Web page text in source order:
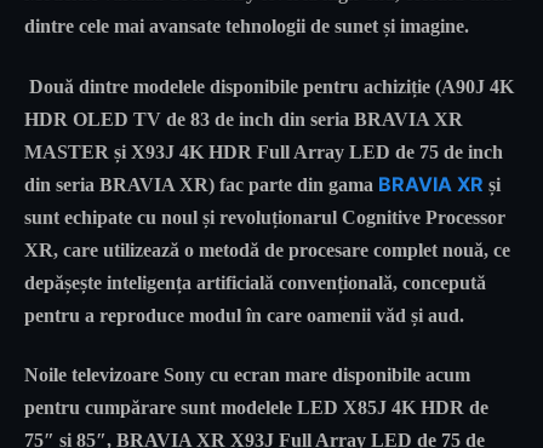
dintre cele mai avansate tehnologii de sunet și imagine.
Două dintre modelele disponibile pentru achiziție (A90J 4K
HDR OLED TV de 83 de inch din seria BRAVIA XR
MASTER și X93J 4K HDR Full Array LED de 75 de inch
din seria BRAVIA XR) fac parte din gama BRAVIA XR și
sunt echipate cu noul și revoluționarul Cognitive Processor
XR, care utilizează o metodă de procesare complet nouă, ce
depășește inteligența artificială convențională, concepută
pentru a reproduce modul în care oamenii văd și aud.
Noile televizoare Sony cu ecran mare disponibile acum
pentru cumpărare sunt modelele LED X85J 4K HDR de
75″ și 85″, BRAVIA XR X93J Full Array LED de 75 de